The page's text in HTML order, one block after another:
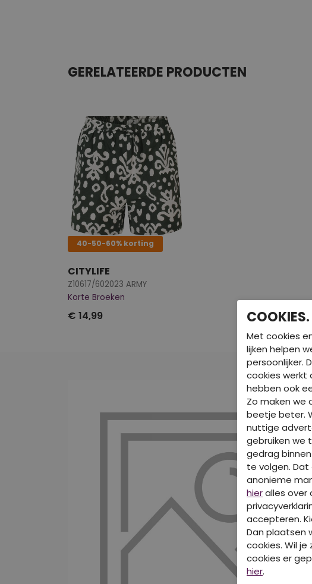
GERELATEERDE PRODUCTEN
40-50-60% korting
CITYLIFE
Z10617/602023 ARMY
Korte Broeken
€ 14,99 COOKIES.
Met cookies
lijken helpen
persoonlijker.
cookies werkt
hebben ook
Zo maken we
beetje beter.
nuttige
gebruiken we
gedrag
te volgen.
anonieme
hieralles over
accepteren.
Dan plaatsen
cookies. Wil
cookies er
hier.